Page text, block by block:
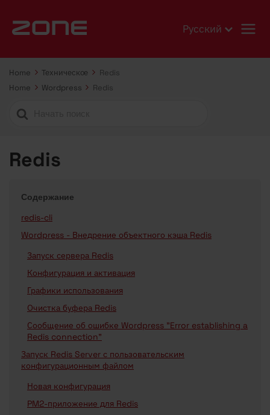
Русский
Home Техническое
Redis
Home
Wordpress Redis
Search
Redis
Содержание
redis-cli
Wordpress - Внедрение объектного кэша Redis
Запуск сервера Redis
Конфигурация и активация
Графики использования
Очистка буфера Redis
Сообщение об ошибке Wordpress "Error establishing a
Redis connection"
Запуск Redis Server с пользовательским
конфигурационным файлом
Новая конфигурация
PM2-приложение для Redis